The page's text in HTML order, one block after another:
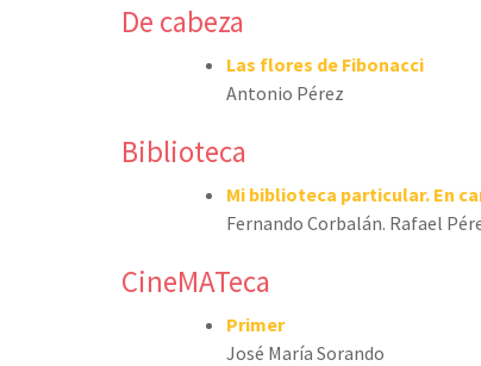
De cabeza
Las flores de Fibonacci
Antonio Pérez
Biblioteca
Mi biblioteca particular. En
Fernando Corbalán. Rafael
CineMATeca
Primer
José María Sorando